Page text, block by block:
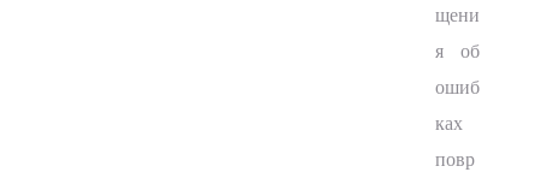
щени
я об
ошиб
ках
повр